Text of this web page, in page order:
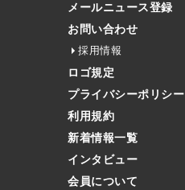
メールニュース登録
お問い合わせ
採用情報
ロゴ規定
プライバシーポリシー
利用規約
新着情報一覧
インタビュー
会員について